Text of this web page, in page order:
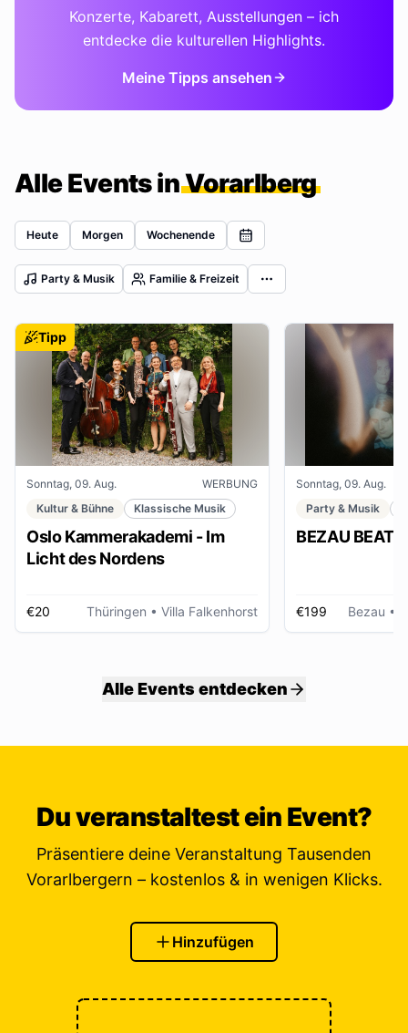
Konzerte, Kabarett, Ausstellungen – ich
entdecke die kulturellen Highlights.
Meine Tipps ansehen
Alle Events inVorarlberg
Heute Morgen Wochenende
Party & Musik Familie & Freizeit
Tipp
Sonntag, 09. Aug.
WERBUNG
Kultur & Bühne
Klassische Musik
Oslo Kammerakademi - Im
Licht des Nordens
€20 Thüringen • Villa Falkenhorst
Sonntag, 09. Aug.
Party & Musik
BEZAU BEATZ
€199 Bezau •
Alle Events entdecken
Du veranstaltest ein Event?
Präsentiere deine Veranstaltung Tausenden
Vorarlbergern – kostenlos & in wenigen Klicks.
Hinzufügen